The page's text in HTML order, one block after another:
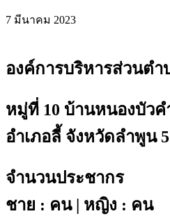
7 มีนาคม 2023
องค์การบริหารส่วนตำ
หมู่ที่ 10 บ้านหนองบัว
อำเภอลี้ จังหวัดลำพูน
จำนวนประชากร
ชาย : คน | หญิง : คน